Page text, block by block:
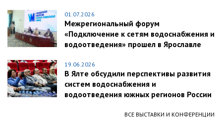
01.07.2026
Межрегиональный форум
«Подключение к сетям водоснабжения и
водоотведения» прошел в Ярославле
19.06.2026
В Ялте обсудили перспективы развития
систем водоснабжения и
водоотведения южных регионов России
ВСЕ ВЫСТАВКИ И КОНФЕРЕНЦИИ